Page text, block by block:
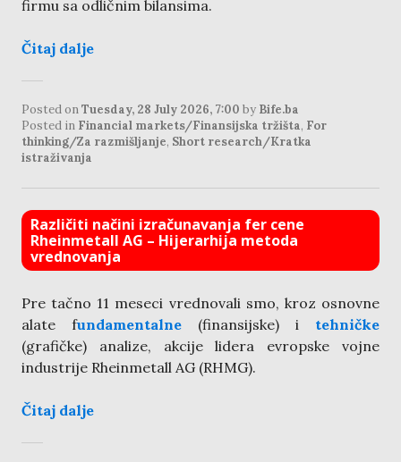
firmu sa odličnim bilansima.
Čitaj dalje
Posted onTuesday, 28 July 2026, 7:00 by Bife.ba
Posted in Financial markets/Finansijska tržišta, For
thinking/Za razmišljanje, Short research/Kratka
istraživanja
Različiti načini izračunavanja fer cene
Rheinmetall AG – Hijerarhija metoda
vrednovanja
Pre tačno 11 meseci vrednovali smo, kroz osnovne
alate fundamentalne (finansijske) i tehničke
(grafičke) analize, akcije lidera evropske vojne
industrije Rheinmetall AG (RHMG).
Čitaj dalje